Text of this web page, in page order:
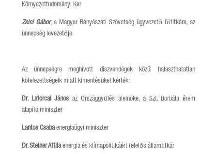
Környezettudományi Kar
Zelei Gábor, a Magyar Bányászati Szövetség ügyvezető főtitkára, az
ünnepség levezetője
Az ünnepségre meghívott díszvendégek közül halaszthatatlan
kötelezettségeik miatt kimentésüket kérték:
Dr. Latorcai Jánosaz Országgyűlés alelnöke, a Szt. Borbála érem
alapító miniszter
Lantos Csabaenergiaügyi miniszter
Dr. Steiner Attilaenergia és klímapolitikáért felelős államtitkár